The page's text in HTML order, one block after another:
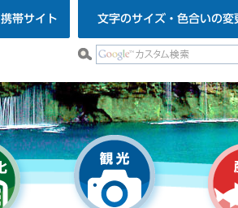
携帯サイト 文字のサイズ・色合いの変